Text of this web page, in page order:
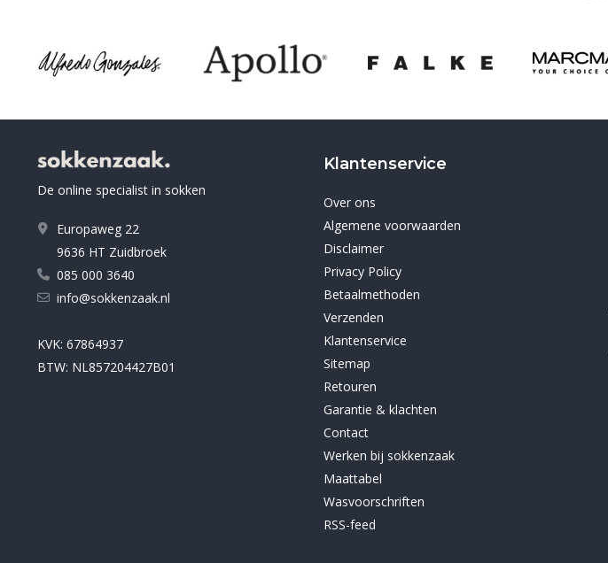
De online specialist in sokken
Europaweg 22
9636 HT Zuidbroek
085 000 3640
info@sokkenzaak.nl
KVK: 67864937
BTW: NL857204427B01
Klantenservice
Over ons
Algemene voorwaarden
Disclaimer
Privacy Policy
Betaalmethoden
Verzenden
Klantenservice
Sitemap
Retouren
Garantie & klachten
Contact
Werken bij sokkenzaak
Maattabel
Wasvoorschriften
RSS-feed